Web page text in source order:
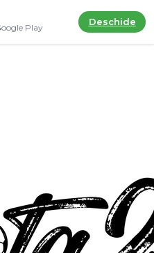
Play Deschide